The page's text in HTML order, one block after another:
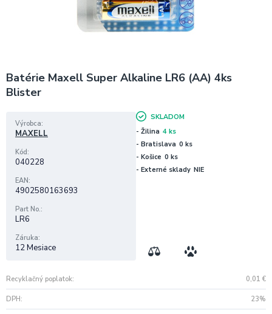
Batérie Maxell Super Alkaline LR6 (AA) 4ks
Blister
Recyklačný poplatok 0,01 €
DPH 23%
Výrobca
MAXELL
Kód
040228
EAN
4902580163693
Part No.
LR6
Záruka
12 Mesiace
SKLADOM
- Žilina 4 ks
- Bratislava 0 ks
- Košice 0 ks
- Externé sklady NIE